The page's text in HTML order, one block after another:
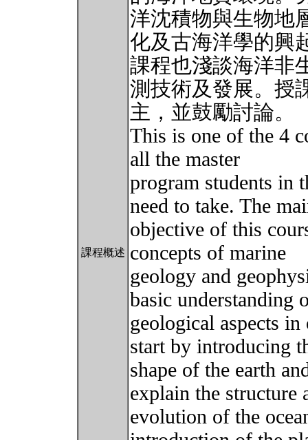
課程概述
洋沈積物與生物地
化及古海洋學的興
課程也淺談海洋非
測技術及發展。授
主，並鼓勵討論。
This is one of the 4
all the master
program students in
need to take. The
objective of this
concepts of marine
geology and
basic understanding
geological aspects
start by introducing
shape of the earth
explain the structure
evolution of the